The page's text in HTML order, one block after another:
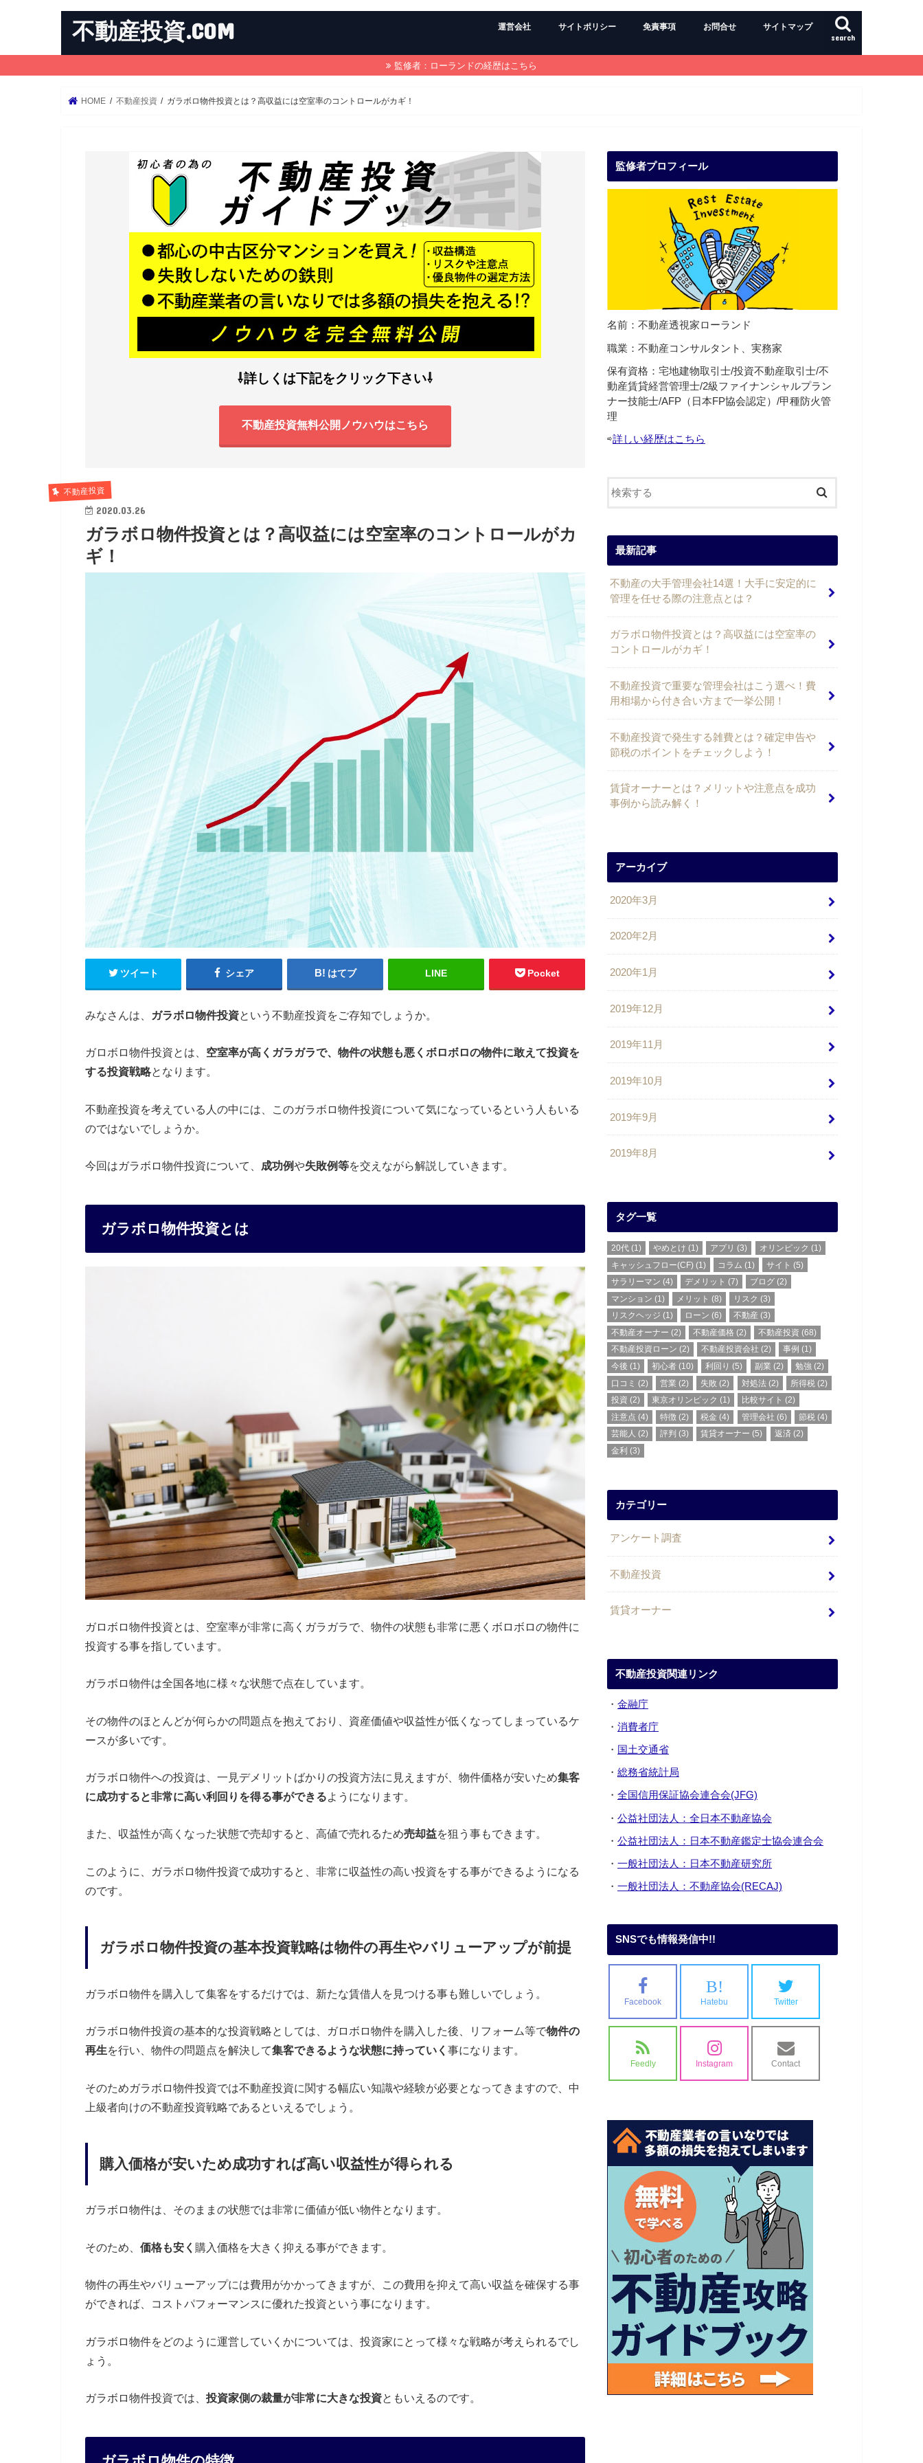
不動産投資.COM search
運営会社 サイトポリシー 免責事項 お問合せ サイトマップ
監修者：ローランドの経歴はこちら
HOME 不動産投資 ガラボロ物件投資とは？高収益には空室率のコントロールがカギ！
⇩詳しくは下記をクリック下さい⇩
不動産投資無料公開ノウハウはこちら
不動産投資
2020.03.26
ガラボロ物件投資とは？高収益には空室率のコントロールがカ
ギ！
ツイート シェア はてブ LINE Pocket
みなさんは、 ガラボロ物件投資という不動産投資をご存知でしょうか。
ガロボロ物件投資とは、 空室率が高くガラガラで、物件の状態も悪くボロボロの物件に敢えて投資を
する投資戦略となります。
不動産投資を考えている人の中には、このガラボロ物件投資について気になっているという人もいる
のではないでしょうか。
今回はガラボロ物件投資について、 成功例や失敗例等を交えながら解説していきます。
ガラボロ物件投資とは
ガロボロ物件投資とは、空室率が非常に高くガラガラで、物件の状態も非常に悪くボロボロの物件に
投資する事を指しています。
ガラボロ物件は全国各地に様々な状態で点在しています。
その物件のほとんどが何らかの問題点を抱えており、資産価値や収益性が低くなってしまっているケ
ースが多いです。
ガラボロ物件への投資は、一見デメリットばかりの投資方法に見えますが、物件価格が安いため集客
に成功すると非常に高い利回りを得る事ができるようになります。
また、収益性が高くなった状態で売却すると、高値で売れるため売却益を狙う事もできます。
このように、ガラボロ物件投資で成功すると、非常に収益性の高い投資をする事ができるようになる
のです。
ガラボロ物件投資の基本投資戦略は物件の再生やバリューアップが前提
ガラボロ物件を購入して集客をするだけでは、新たな賃借人を見つける事も難しいでしょう。
ガラボロ物件投資の基本的な投資戦略としては、ガロボロ物件を購入した後、リフォーム等で物件の
再生を行い、物件の問題点を解決して集客できるような状態に持っていく 事になります。
そのためガラボロ物件投資では不動産投資に関する幅広い知識や経験が必要となってきますので、中
上級者向けの不動産投資戦略であるといえるでしょう。
購入価格が安いため成功すれば高い収益性が得られる
ガラボロ物件は、そのままの状態では非常に価値が低い物件となります。
そのため、 価格も安く 購入価格を大きく抑える事ができます。
物件の再生やバリューアップには費用がかかってきますが、この費用を抑えて高い収益を確保する事
ができれば、コストパフォーマンスに優れた投資という事になります。
ガラボロ物件をどのように運営していくかについては、投資家にとって様々な戦略が考えられるでし
ょう。
ガラボロ物件投資では、 投資家側の裁量が非常に大きな投資ともいえるのです。
監修者プロフィール
名前：不動産透視家ローランド
職業：不動産コンサルタント、実務家
保有資格：宅地建物取引士/投資不動産取引士/不
動産賃貸経営管理士/2級ファイナンシャルプラン
ナー技能士/AFP（日本FP協会認定）/甲種防火管
理
⇨詳しい経歴はこちら
最新記事
不動産の大手管理会社14選！大手に安定的に
管理を任せる際の注意点とは？
ガラボロ物件投資とは？高収益には空室率の
コントロールがカギ！
不動産投資で重要な管理会社はこう選べ！費
用相場から付き合い方まで一挙公開！
不動産投資で発生する雑費とは？確定申告や
節税のポイントをチェックしよう！
賃貸オーナーとは？メリットや注意点を成功
事例から読み解く！
アーカイブ
2020年3月
2020年2月
2020年1月
2019年12月
2019年11月
2019年10月
2019年9月
2019年8月
タグ一覧
20代 (1) やめとけ (1) アプリ (3) オリンピック (1)
キャッシュフロー(CF) (1) コラム (1) サイト (5)
サラリーマン (4) デメリット (7) ブログ (2)
マンション (1) メリット (8) リスク (3)
リスクヘッジ (1) ローン (6) 不動産 (3)
不動産オーナー (2) 不動産価格 (2) 不動産投資 (68)
不動産投資ローン (2) 不動産投資会社 (2) 事例 (1)
今後 (1) 初心者 (10) 利回り (5) 副業 (2) 勉強 (2)
口コミ (2) 営業 (2) 失敗 (2) 対処法 (2) 所得税 (2)
投資 (2) 東京オリンピック (1) 比較サイト (2)
注意点 (4) 特徴 (2) 税金 (4) 管理会社 (6) 節税 (4)
芸能人 (2) 評判 (3) 賃貸オーナー (5) 返済 (2)
金利 (3)
カテゴリー
アンケート調査
不動産投資
賃貸オーナー
不動産投資関連リンク
・ 金融庁
・ 消費者庁
・ 国土交通省
・ 総務省統計局
・ 全国信用保証協会連合会(JFG)
・ 公益社団法人：全日本不動産協会
・ 公益社団法人：日本不動産鑑定士協会連合会
・ 一般社団法人：日本不動産研究所
・ 一般社団法人：不動産協会(RECAJ)
SNSでも情報発信中!!
Facebook
B!
Hatebu Twitter
Feedly Instagram Contact